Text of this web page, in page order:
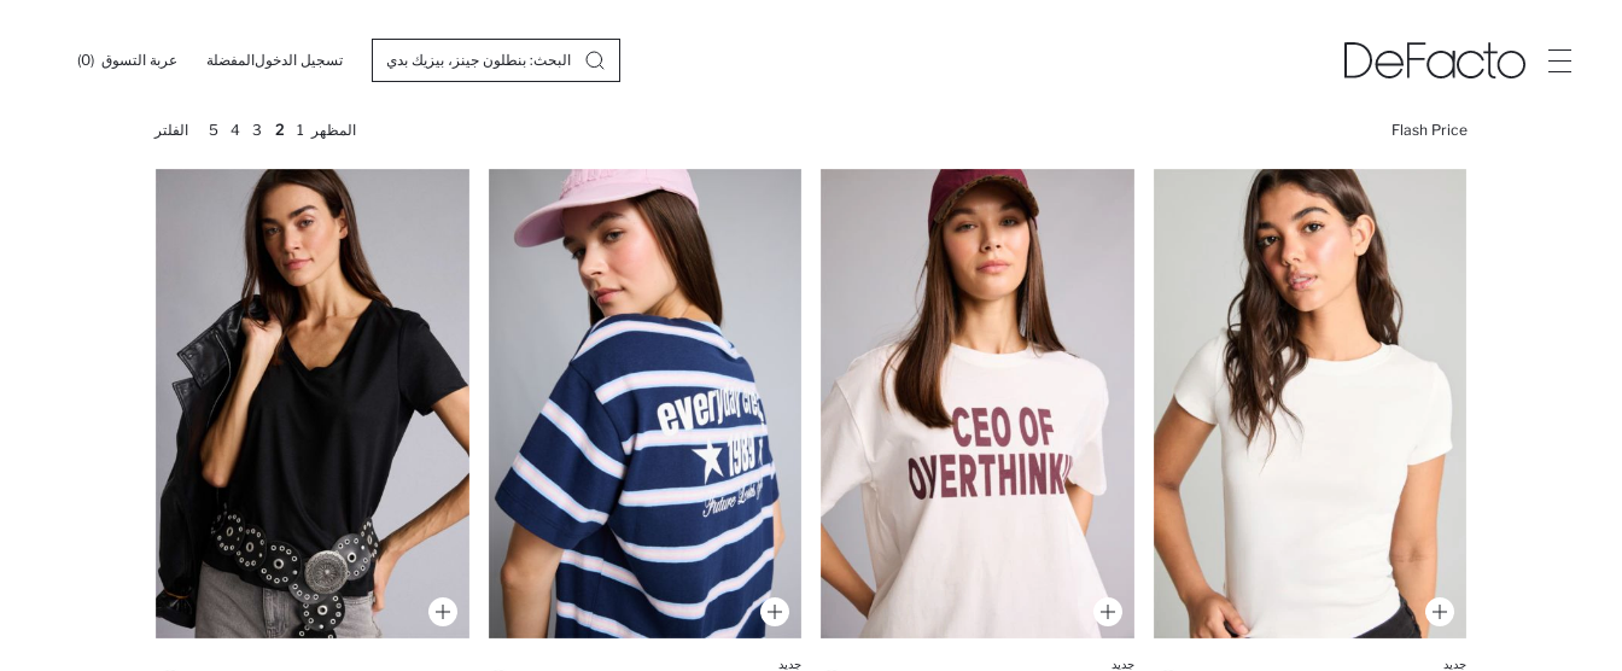
تسجيل الدخولالمفضلة عربة التسوق (0)
Flash Price المظهر 1
2
3
4
5 الفلتر
جديد
جديد
جديد